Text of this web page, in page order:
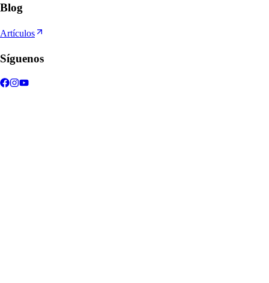
Blog
Artículos
Síguenos